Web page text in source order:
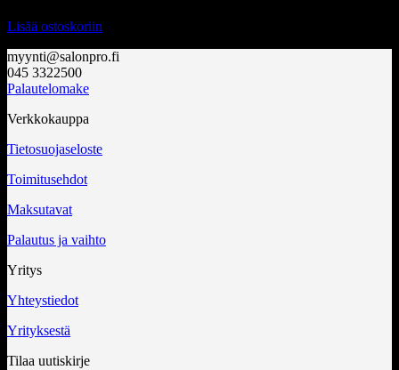
Lisää ostoskoriin
myynti@salonpro.fi
045 3322500
Palautelomake
Verkkokauppa
Tietosuojaseloste
Toimitusehdot
Maksutavat
Palautus ja vaihto
Yritys
Yhteystiedot
Yrityksestä
Tilaa uutiskirje